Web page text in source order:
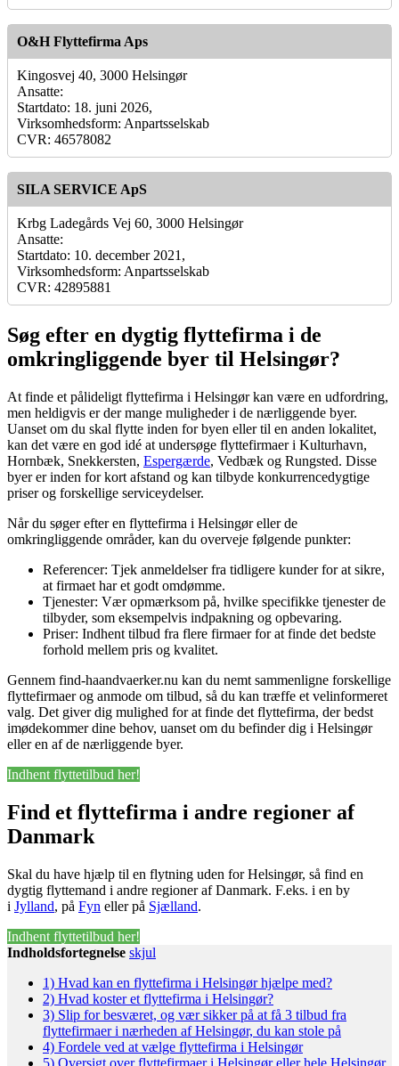
O&H Flyttefirma Aps
Kingosvej 40, 3000 Helsingør
Ansatte:
Startdato: 18. juni 2026,
Virksomhedsform: Anpartsselskab
CVR: 46578082
SILA SERVICE ApS
Krbg Ladegårds Vej 60, 3000 Helsingør
Ansatte:
Startdato: 10. december 2021,
Virksomhedsform: Anpartsselskab
CVR: 42895881
Søg efter en dygtig flyttefirma i de
omkringliggende byer til Helsingør?
At finde et pålideligt flyttefirma i Helsingør kan være en udfordring,
men heldigvis er der mange muligheder i de nærliggende byer.
Uanset om du skal flytte inden for byen eller til en anden lokalitet,
kan det være en god idé at undersøge flyttefirmaer i Kulturhavn,
Hornbæk, Snekkersten, Espergærde, Vedbæk og Rungsted. Disse
byer er inden for kort afstand og kan tilbyde konkurrencedygtige
priser og forskellige serviceydelser.
Når du søger efter en flyttefirma i Helsingør eller de
omkringliggende områder, kan du overveje følgende punkter:
Referencer: Tjek anmeldelser fra tidligere kunder for at sikre,
at firmaet har et godt omdømme.
Tjenester: Vær opmærksom på, hvilke specifikke tjenester de
tilbyder, som eksempelvis indpakning og opbevaring.
Priser: Indhent tilbud fra flere firmaer for at finde det bedste
forhold mellem pris og kvalitet.
Gennem find-haandvaerker.nu kan du nemt sammenligne forskellige
flyttefirmaer og anmode om tilbud, så du kan træffe et velinformeret
valg. Det giver dig mulighed for at finde det flyttefirma, der bedst
imødekommer dine behov, uanset om du befinder dig i Helsingør
eller en af de nærliggende byer.
Indhent flyttetilbud her!
Find et flyttefirma i andre regioner af
Danmark
Skal du have hjælp til en flytning uden for Helsingør, så find en
dygtig flyttemand i andre regioner af Danmark. F.eks. i en by
i Jylland, på Fyn eller på Sjælland.
Indhent flyttetilbud her!
Indholdsfortegnelse skjul
1) Hvad kan en flyttefirma i Helsingør hjælpe med?
2) Hvad koster et flyttefirma i Helsingør?
3) Slip for besværet, og vær sikker på at få 3 tilbud fra
flyttefirmaer i nærheden af Helsingør, du kan stole på
4) Fordele ved at vælge flyttefirma i Helsingør
5) Oversigt over flyttefirmaer i Helsingør eller hele Helsingør